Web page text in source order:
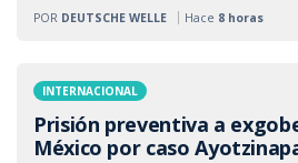
Hace 8 horas
POR DEUTSCHE WELLE
INTERNACIONAL
Prisión preventiva a
México por caso